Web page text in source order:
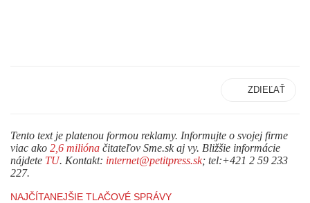
ZDIEĽAŤ
Tento text je platenou formou reklamy. Informujte o svojej firme
viac ako 2,6 milióna čitateľov Sme.sk aj vy. Bližšie informácie
nájdete TU. Kontakt: internet@petitpress.sk; tel:+421 2 59 233
227.
NAJČÍTANEJŠIE TLAČOVÉ SPRÁVY